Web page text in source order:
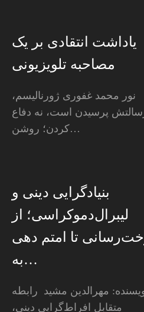
یاداشت انتقادی بر یک
مصاحبه تلویزیونی
نور محمد غفوری ژورنالیسم،
پرسیدن است، نه دفاع
کردن؛ روشن…
بنیادگرایی دینی و
لیبرال‌دموکراسی؛ از
تا امتم دهی
به…
مهرالدین مشید رابطه
متقابل افراط‌گرایی دینی،